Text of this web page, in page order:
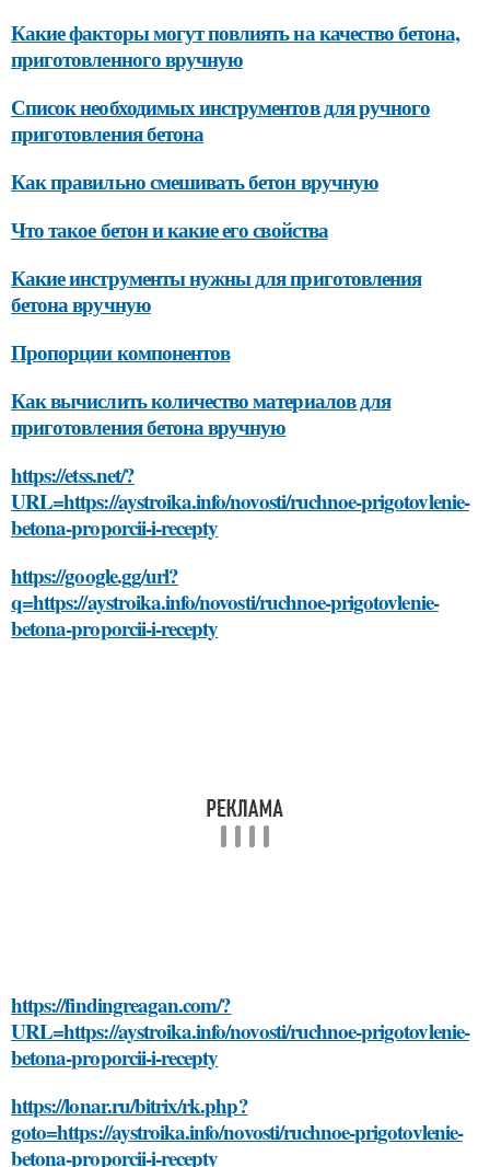
Какие факторы могут повлиять на качество бетона,
приготовленного вручную
Список необходимых инструментов для ручного
приготовления бетона
Как правильно смешивать бетон вручную
Что такое бетон и какие его свойства
Какие инструменты нужны для приготовления
бетона вручную
Пропорции компонентов
Как вычислить количество материалов для
приготовления бетона вручную
https://etss.net/?
URL=https://aystroika.info/novosti/ruchnoe-prigotovlenie-
betona-proporcii-i-recepty
https://google.gg/url?
q=https://aystroika.info/novosti/ruchnoe-prigotovlenie-
betona-proporcii-i-recepty
https://findingreagan.com/?
URL=https://aystroika.info/novosti/ruchnoe-prigotovlenie-
betona-proporcii-i-recepty
https://lonar.ru/bitrix/rk.php?
goto=https://aystroika.info/novosti/ruchnoe-prigotovlenie-
betona-proporcii-i-recepty